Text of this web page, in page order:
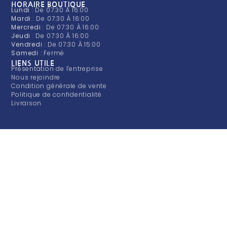
HORAIRE BOUTIQUE
Lundi : De 07:30 À 16:00
Mardi : De 07:30 À 16:00
Mercredi: De 07:30 À 16:00
Jeudi : De 07:30 À 16:00
Vendredi: De 07:30 À 15:00
Samedi : Fermé
LIENS UTILE
Présentation de l'entreprise
Nous rejoindre
Condition générale de vente
Politique de confidentialité
Livraison